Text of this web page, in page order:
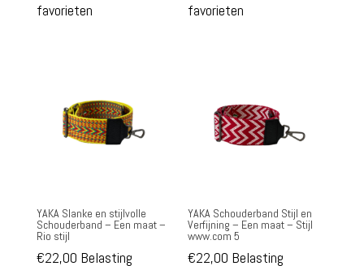
favorieten
favorieten
YAKA Slanke en stijlvolle
Schouderband – Een maat –
Rio stijl
€22,00 Belasting
YAKA Schouderband Stijl en
Verfijning – Een maat – Stijl
www.com 5
€22,00 Belasting